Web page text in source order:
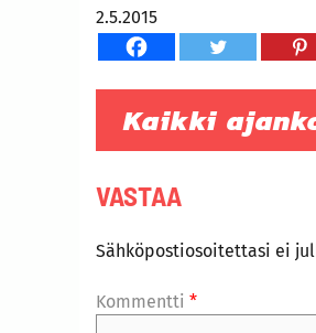
2.5.2015
Kaikki
VASTAA
Sähköpostiosoitettasi ei
Kommentti *